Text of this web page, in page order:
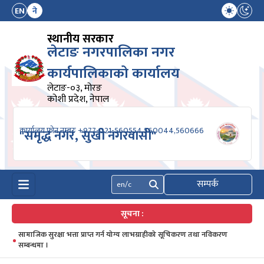
EN ने
स्थानीय सरकार
लेटाङ नगरपालिका नगर
कार्यपालिकाको कार्यालय
लेटाङ-०३, मोरङ
कोशी प्रदेश, नेपाल
कार्यालय फोन नम्बरः +977-021-560554,560044,560666
"समृद्ध नगर, सुखी नगरवासी"
खोज्नुहोस् सम्पर्क
सूचना :
सामाजिक सुरक्षा भत्ता प्राप्त गर्न योग्य लाभग्राहीको सूचिकरण तथा नविकरण
सम्बन्धमा ।